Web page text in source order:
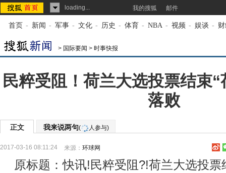
loading... 我的搜狐 邮件
首页 - 新闻 - 军事 - 文化 - 历史 - 体育 - NBA - 视频 - 娱谈 -
> 国际要闻 > 时事快报
民粹受阻！荷兰大选投票结束
落败
正文 我来说两句( 人参与)
2017-03-16 08:11:24 来源： 环球网
原标题：快讯!民粹受阻?!荷兰大选投票